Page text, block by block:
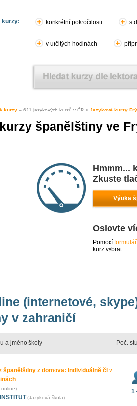
kurzy: konkrétní pokročilosti s
v určitých hodinách
kurzy – 621 jazykových kurzů v ČR > Jazykové kurzy
španělštiny ve
Hmmm...
Zkuste
Výuka
Oslovte
Pomocí
kurz vybrat.
(internetové,
v zahraničí
a jméno školy Poč.
španělštiny z domova: individuálně či v
online)
(Jazyková škola)
1